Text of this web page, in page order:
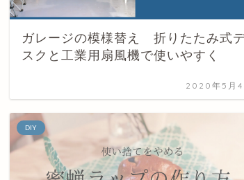
ガレージの模様替え 折りたたみ式
スクと工業用扇風機で使いやすく
2020年5月4
DIY